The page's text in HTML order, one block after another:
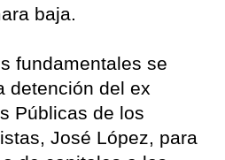
baja.
fundamentales se
detención del ex
Públicas de los
José López, para